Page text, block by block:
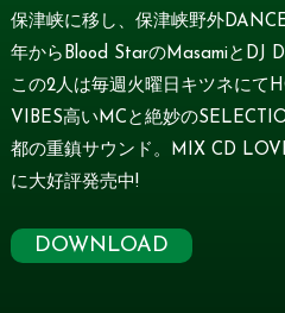
保津峡に移し、保津峡野外
年からBlood StarのMasamiとDJ
この2人は毎週火曜日キツネにて
VIBES高いMCと絶妙の
都の重鎮サウンド。MIX CD
に大好評発売中!
DOWNLOAD